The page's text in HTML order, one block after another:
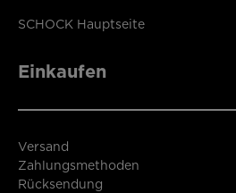
SCHOCK Hauptseite
Einkaufen
Versand
Zahlungsmethoden
Rücksendung